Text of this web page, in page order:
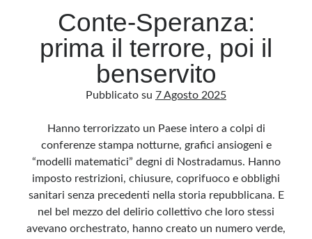
Conte-Speranza:
prima il terrore, poi il
benservito
Pubblicato su 7 Agosto 2025
Hanno terrorizzato un Paese intero a colpi di
conferenze stampa notturne, grafici ansiogeni e
“modelli matematici” degni di Nostradamus. Hanno
imposto restrizioni, chiusure, coprifuoco e obblighi
sanitari senza precedenti nella storia repubblicana. E
nel bel mezzo del delirio collettivo che loro stessi
avevano orchestrato, hanno creato un numero verde,